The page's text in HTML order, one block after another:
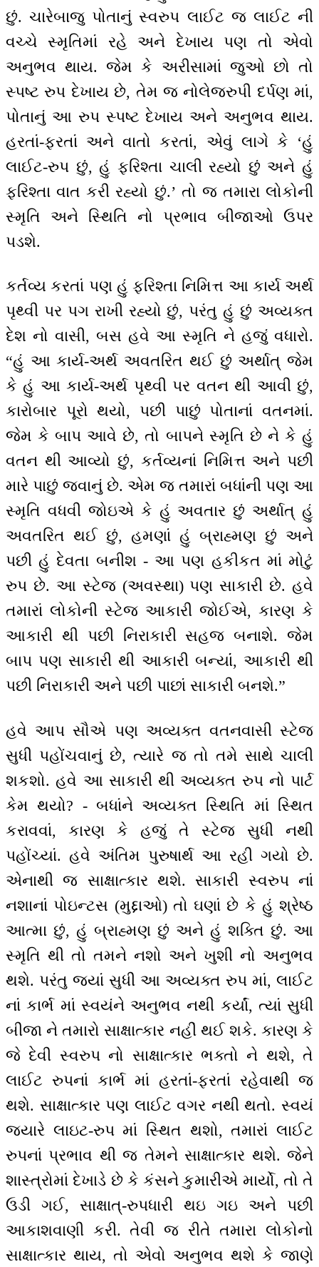
છું. ચારેબાજુ પોતાનું સ્વરુપ લાઈટ જ લાઈટ ની
વચ્ચે સ્મૃતિમાં રહે અને દેખાય પણ તો એવો
અનુભવ થાય. જેમ કે અરીસામાં જુઓ છો તો
સ્પષ્ટ રુપ દેખાય છે, તેમ જ નોલેજરુપી દર્પણ માં,
પોતાનું આ રુપ સ્પષ્ટ દેખાય અને અનુભવ થાય.
હરતાં-ફરતાં અને વાતો કરતાં, એવું લાગે કે ‘હું
લાઈટ-રુપ છું, હું ફરિશ્તા ચાલી રહ્યો છું અને હું
ફરિશ્તા વાત કરી રહ્યો છું.’ તો જ તમારા લોકોની
સ્મૃતિ અને સ્થિતિ નો પ્રભાવ બીજાઓ ઉપર
પડશે.
કર્તવ્ય કરતાં પણ હું ફરિશ્તા નિમિત્ત આ કાર્ય અર્થ
પૃથ્વી પર પગ રાખી રહ્યો છું, પરંતુ હું છું અવ્યક્ત
દેશ નો વાસી, બસ હવે આ સ્મૃતિ ને હજું વધારો.
“હું આ કાર્ય-અર્થ અવતરિત થઈ છું અર્થાત્ જેમ
કે હું આ કાર્ય-અર્થ પૃથ્વી પર વતન થી આવી છું,
કારોબાર પૂરો થયો, પછી પાછું પોતાનાં વતનમાં.
જેમ કે બાપ આવે છે, તો બાપને સ્મૃતિ છે ને કે હું
વતન થી આવ્યો છું, કર્તવ્યનાં નિમિત્ત અને પછી
મારે પાછું જવાનું છે. એમ જ તમારાં બધાંની પણ આ
સ્મૃતિ વધવી જોઇએ કે હું અવતાર છું અર્થાત્ હું
અવતરિત થઈ છું, હમણાં હું બ્રાહ્મણ છું અને
પછી હું દેવતા બનીશ - આ પણ હકીકત માં મોટું
રુપ છે. આ સ્ટેજ (અવસ્થા) પણ સાકારી છે. હવે
તમારાં લોકોની સ્ટેજ આકારી જોઈએ, કારણ કે
આકારી થી પછી નિરાકારી સહજ બનાશે. જેમ
બાપ પણ સાકારી થી આકારી બન્યાંં, આકારી થી
પછી નિરાકારી અને પછી પાછાં સાકારી બનશે.”
હવે આપ સૌએ પણ અવ્યક્ત વતનવાસી સ્ટેજ
સુધી પહોંચવાનું છે, ત્યારે જ તો તમે સાથે ચાલી
શકશો. હવે આ સાકારી થી અવ્યક્ત રુપ નો પાર્ટ
કેમ થયો? - બધાંને અવ્યક્ત સ્થિતિ માં સ્થિત
કરાવવાં, કારણ કે હજું તે સ્ટેજ સુધી નથી
પહોંચ્યાં. હવે અંતિમ પુરુષાર્થ આ રહી ગયો છે.
એનાથી જ સાક્ષાત્કાર થશે. સાકારી સ્વરુપ નાં
નશાનાં પોઇન્ટસ (મુદ્દાઓ) તો ઘણાં છે કે હું શ્રેષ્ઠ
આત્મા છું, હું બ્રાહ્મણ છું અને હું શક્તિ છું. આ
સ્મૃતિ થી તો તમને નશો અને ખુશી નો અનુભવ
થશે. પરંતુ જ્યાં સુધી આ અવ્યક્ત રુપ માં, લાઈટ
નાં કાર્ભ માં સ્વયંને અનુભવ નથી કર્યાં, ત્યાં સુધી
બીજા ને તમારો સાક્ષાત્કાર નહીં થઈ શકે. કારણ કે
જે દેવી સ્વરુપ નો સાક્ષાત્કાર ભક્તો ને થશે, તે
લાઈટ રુપનાં કાર્ભ માં હરતાં-ફરતાં રહેવાથી જ
થશે. સાક્ષાત્કાર પણ લાઈટ વગર નથી થતો. સ્વયં
જ્યારે લાઇટ-રુપ માં સ્થિત થશો, તમારાં લાઈટ
રુપનાં પ્રભાવ થી જ તેમને સાક્ષાત્કાર થશે. જેને
શાસ્ત્રોમાં દેખાડે છે કે કંસને કુમારીએ માર્યો, તો તે
ઉડી ગઈ, સાક્ષાત્-રુપધારી થઇ ગઇ અને પછી
આકાશવાણી કરી. તેવી જ રીતે તમારા લોકોનો
સાક્ષાત્કાર થાય, તો એવો અનુભવ થશે કે જાણે